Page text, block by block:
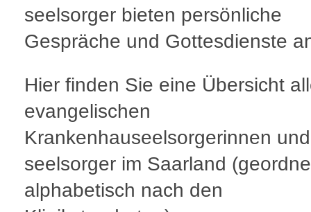
seelsorger bieten persönliche
Gespräche und Gottesdienste
Hier finden Sie eine Übersicht
evangelischen
Krankenhauseelsorgerinnen
seelsorger im Saarland
alphabetisch nach den